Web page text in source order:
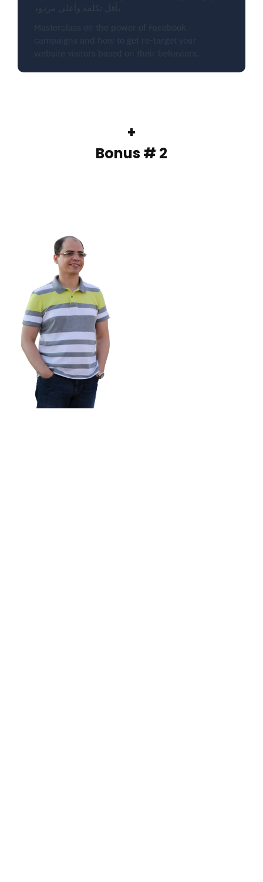
بأقل تكلفة وأعلى مردود
Masterclass on the power of Facebook
campaigns and how to get re-target your
website visitors based on their behaviors.
+
Bonus # 2